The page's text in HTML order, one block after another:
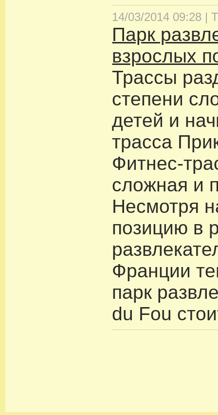
14/03/2014 09:28 |
Парк
взрослых
Трассы
степени
детей и
трасса
Фитнес-
сложная и
Несмотря
позицию в
Франции
парк
du Fou